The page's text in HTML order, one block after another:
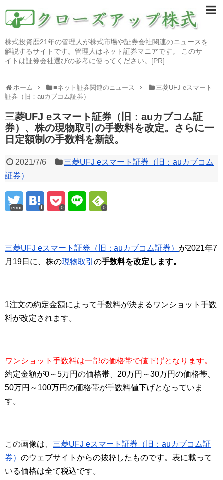
株式投資歴21年の管理人が株式市場や証券会社関連のニュースを
解説するサイトです。管理人はネット証券マニアです。 このサ
イトは証券会社選びの参考に使ってください。[PR]
ホーム ■ネット証券関連のニュース
三菱UFJ eスマート
証券（旧：auカブコム証券）
三菱UFJ eスマート証券（旧：auカブコム証
券）、株の現物取引の手数料を改定。さらに一
日定額制の手数料を新設。
2021/7/6
三菱UFJ eスマート証券（旧：auカブコム
証券）
error 0 0
三菱UFJ eスマート証券（旧：auカブコム証券） が2021年7
月19日に、株の現物取引 の手数料を改定します。
1注文の約定金額によって手数料が決まるワンショット手数
料が改定されます。
ワンショット手数料は一部の価格帯で値下げとなります。
約定金額が0～5万円の価格帯、20万円～30万円の価格帯、
50万円～100万円の価格帯が手数料値下げとなっていま
す。
この画像は、 三菱UFJ eスマート証券（旧：auカブコム証
券） のウェブサイトからの抜粋したものです。表に載って
いる価格は全て税込です。